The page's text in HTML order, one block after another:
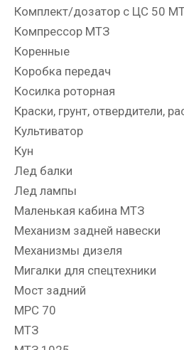
Комплект/дозатор с ЦС 50
Компрессор МТЗ
Коренные
Коробка передач
Косилка роторная
Краски, грунт, отвердители,
Культиватор
Кун
Лед балки
Лед лампы
Маленькая кабина МТЗ
Механизм задней навески
Механизмы дизеля
Мигалки для спецтехники
Мост задний
МРС 70
МТЗ